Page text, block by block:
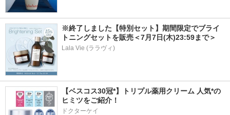
※終了しました【特別セット】期間限定でブライ
トニングセットを販売＜7月7日(木)23:59まで＞
Lala Vie (ララヴィ)
【ベスコス30冠*】トリプル薬用クリーム 人気*の
ヒミツをご紹介！
ドクターケイ